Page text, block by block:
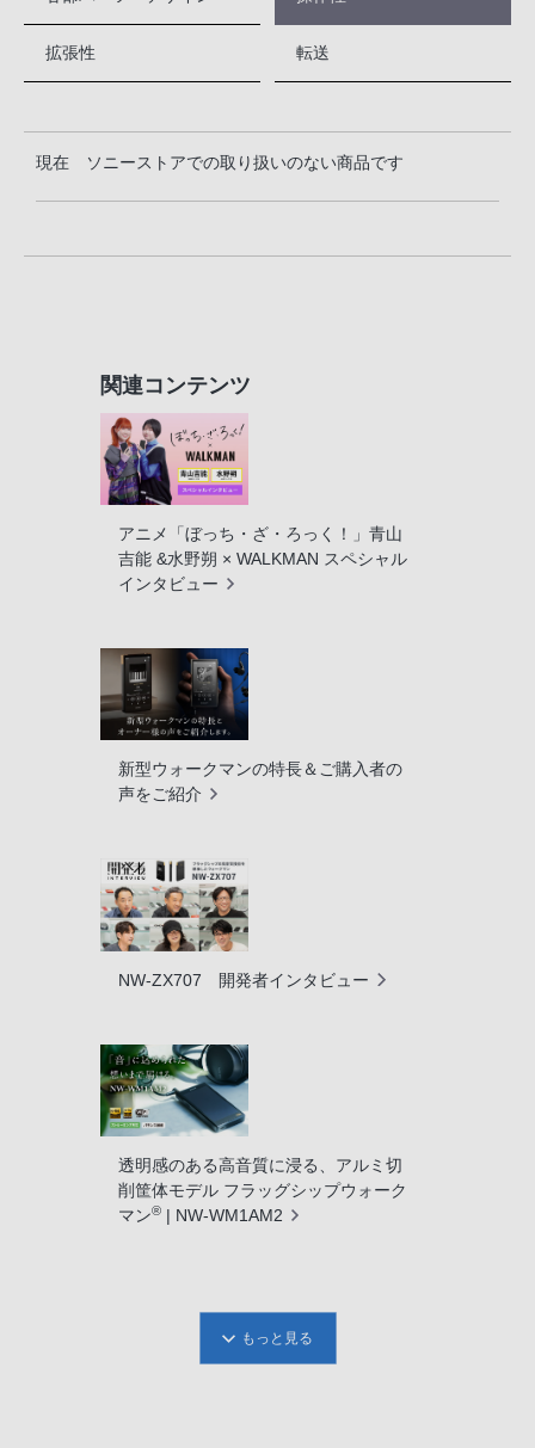
拡張性 転送
現在 ソニーストアでの取り扱いのない商品です
関連コンテンツ
アニメ「ぼっち・ざ・ろっく！」青山
吉能 &水野朔 × WALKMAN スペシャル
インタビュー
新型ウォークマンの特長＆ご購入者の
声をご紹介
NW-ZX707 開発者インタビュー
透明感のある高音質に浸る、アルミ切
削筐体モデル フラッグシップウォーク
マン® | NW-WM1AM2
もっと見る